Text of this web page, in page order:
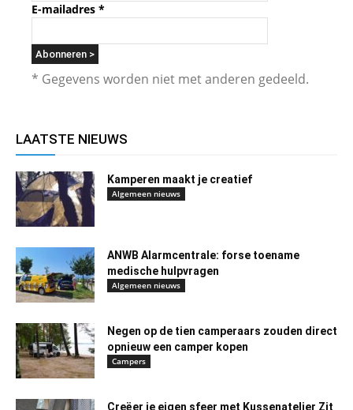
E-mailadres *
* Gegevens worden niet met anderen gedeeld.
LAATSTE NIEUWS
Kamperen maakt je creatief
Algemeen nieuws
ANWB Alarmcentrale: forse toename
medische hulpvragen
Algemeen nieuws
Negen op de tien camperaars zouden direct
opnieuw een camper kopen
Campers
Creëer je eigen sfeer met Kussenatelier Zit